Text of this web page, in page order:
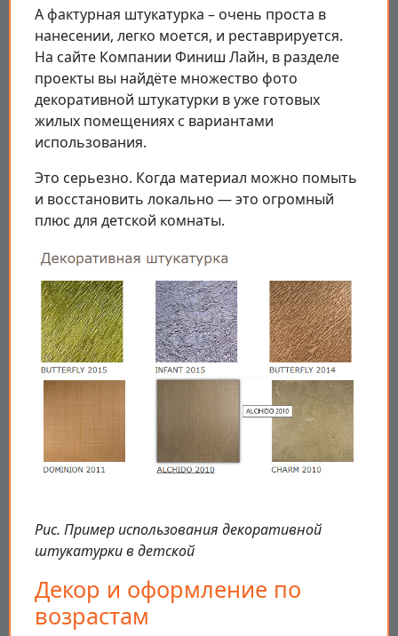
А фактурная штукатурка – очень проста в
нанесении, легко моется, и реставрируется.
На сайте Компании Финиш Лайн, в разделе
проекты вы найдёте множество фото
декоративной штукатурки в уже готовых
жилых помещениях с вариантами
использования.
Это серьезно. Когда материал можно помыть
и восстановить локально — это огромный
плюс для детской комнаты.
Рис. Пример использования декоративной
штукатурки в детской
Декор и оформление по
возрастам